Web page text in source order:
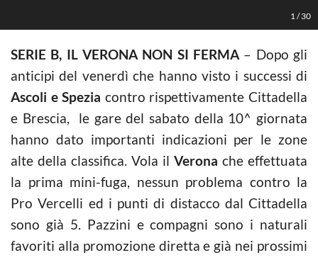
1 /30
SERIE B, IL VERONA NON SI FERMA – Dopo gli
anticipi del venerdì che hanno visto i successi di
Ascoli e Spezia contro rispettivamente Cittadella
e Brescia, le gare del sabato della 10^ giornata
hanno dato importanti indicazioni per le zone
alte della classifica. Vola il Verona che effettuata
la prima mini-fuga, nessun problema contro la
Pro Vercelli ed i punti di distacco dal Cittadella
sono già 5. Pazzini e compagni sono i naturali
favoriti alla promozione diretta e già nei prossimi